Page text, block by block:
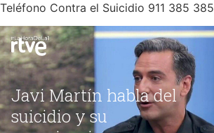
Teléfono Contra el Suicidio 911 385 385